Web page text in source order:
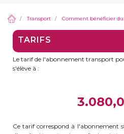
demande,
contactez le
service !Site de
Transport Comment bénéficier du
TARIFS
Le tarif de l'abonnement transport
s'élève à :
Ce tarif correspond à l'abonnement